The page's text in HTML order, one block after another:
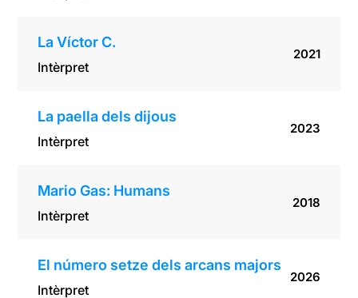
La Víctor C.
Intèrpret
2021
La paella dels dijous
Intèrpret
2023
Mario Gas: Humans
Intèrpret
2018
El número setze dels arcans majors
Intèrpret
2026